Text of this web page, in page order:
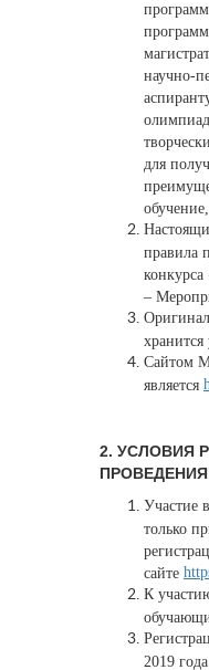
научно-
для
правила
–
хранится
Сайтом
является
2. УСЛОВИЯ
Участие
только
сайте
К
2019